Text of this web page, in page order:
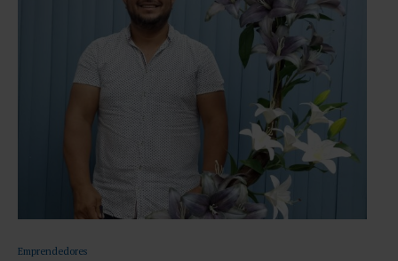
Emprendedores